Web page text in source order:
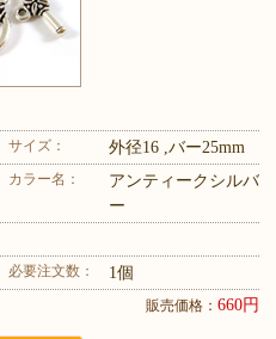
サイズ： 外径16 ,バー25mm
カラー名：
アンティークシルバ
ー
必要注文数： 1個
販売価格： 660円